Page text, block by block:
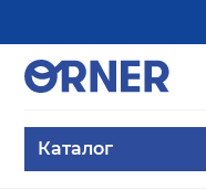
Каталог